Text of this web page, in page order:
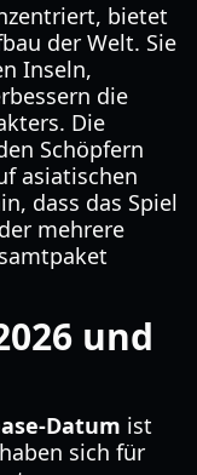
bietet
der Welt. Sie
Inseln,
die
Die
Schöpfern
asiatischen
dass das Spiel
mehrere
und
Datum ist
sich für